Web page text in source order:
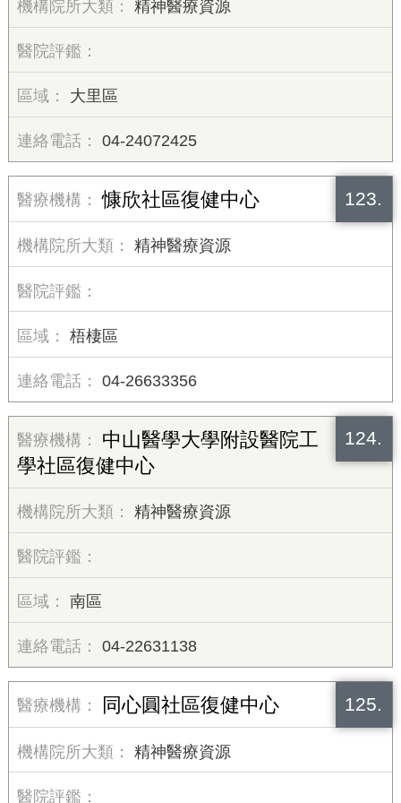
精神醫療資源
大里區
04-24072425
123.
慷欣社區復健中心
精神醫療資源
梧棲區
04-26633356
124.
中山醫學大學附設醫院工
學社區復健中心
精神醫療資源
南區
04-22631138
125.
同心圓社區復健中心
精神醫療資源